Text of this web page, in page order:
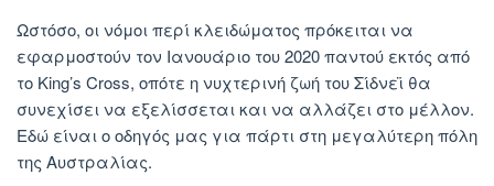
Ωστόσο, οι νόμοι περί κλειδώματος πρόκειται να
εφαρμοστούν τον Ιανουάριο του 2020 παντού εκτός από
το King’s Cross, οπότε η νυχτερινή ζωή του Σίδνεϊ θα
συνεχίσει να εξελίσσεται και να αλλάζει στο μέλλον.
Εδώ είναι ο οδηγός μας για πάρτι στη μεγαλύτερη πόλη
της Αυστραλίας.